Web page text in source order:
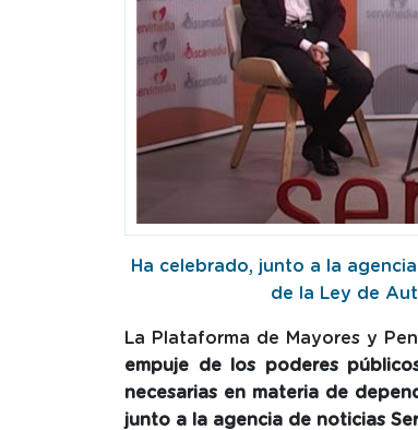
Ha celebrado, junto a la
de la Ley de
La Plataforma de Mayores y
empuje de los poderes
necesarias en materia de
junto a la agencia de noticias